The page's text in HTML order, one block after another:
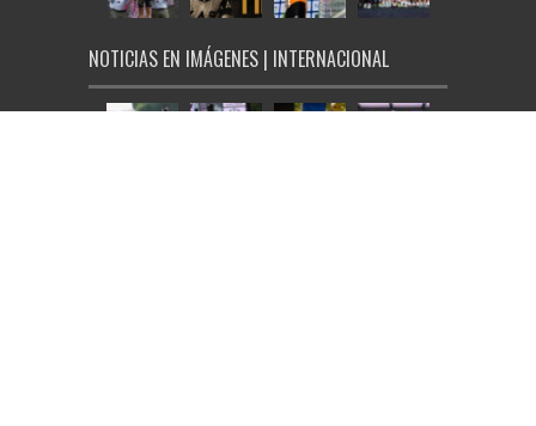
NOTICIAS EN IMÁGENES | INTERNACIONAL